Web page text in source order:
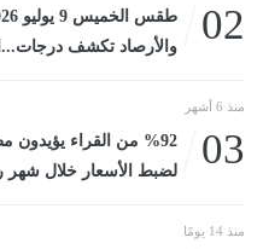
02
والأرصاد تكشف درجات...اليوم
منذ 6 أشهر
03
%92 من القراء
لضبط الأسعار خلال شهر
منذ 14 يومًا